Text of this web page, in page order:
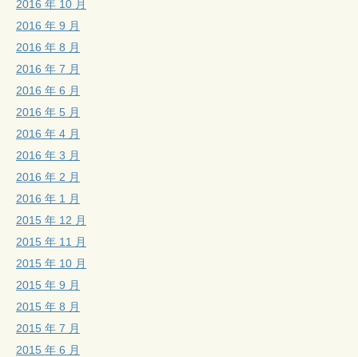
2016 年 10 月
2016 年 9 月
2016 年 8 月
2016 年 7 月
2016 年 6 月
2016 年 5 月
2016 年 4 月
2016 年 3 月
2016 年 2 月
2016 年 1 月
2015 年 12 月
2015 年 11 月
2015 年 10 月
2015 年 9 月
2015 年 8 月
2015 年 7 月
2015 年 6 月